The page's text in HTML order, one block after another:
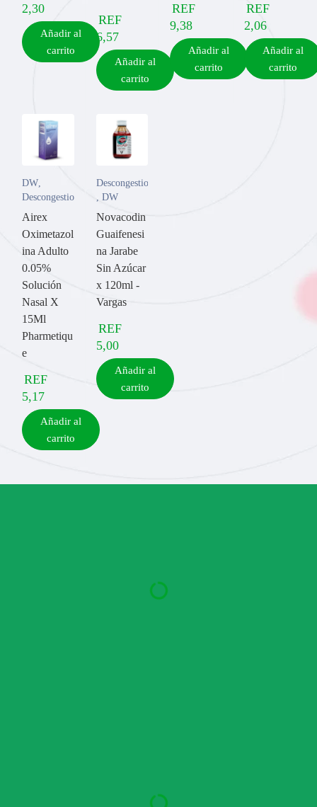
2,30
Añadir al
carrito
REF
6,57
Añadir al
carrito
REF
9,38
Añadir al
carrito
REF
2,06
Añadir al
carrito
DW,
Descongestionantes
Airex
Oximetazol
ina Adulto
0.05%
Solución
Nasal X
15Ml
Pharmetiqu
e
REF
5,17
Añadir al
carrito
Descongestionantes
, DW
Novacodin
Guaifenesi
na Jarabe
Sin Azúcar
x 120ml -
Vargas
REF
5,00
Añadir al
carrito